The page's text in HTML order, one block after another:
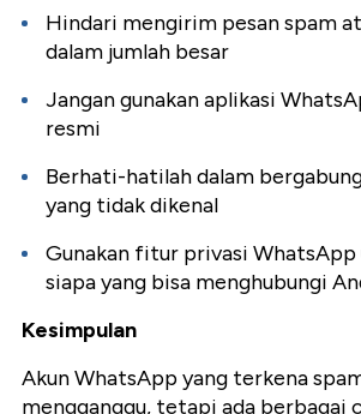
Hindari mengirim pesan spam
dalam jumlah besar
Jangan gunakan aplikasi
resmi
Berhati-hatilah dalam
yang tidak dikenal
Gunakan fitur privasi
siapa yang bisa menghubungi
Kesimpulan
Akun WhatsApp yang terkena
mengganggu, tetapi ada berbagai